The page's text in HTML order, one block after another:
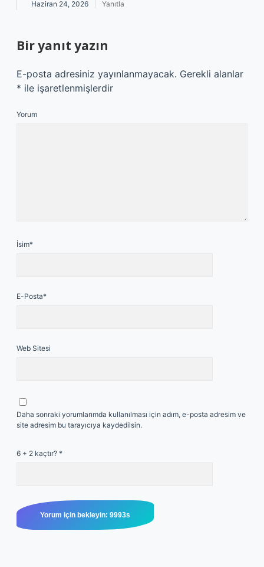
Haziran 24, 2026 Yanıtla
Bir yanıt yazın
E-posta adresiniz yayınlanmayacak. Gerekli alanlar
* ile işaretlenmişlerdir
Yorum
İsim*
E-Posta*
Web Sitesi
Daha sonraki yorumlarımda kullanılması için adım, e-posta adresim ve
site adresim bu tarayıcıya kaydedilsin.
6 + 2 kaçtır? *